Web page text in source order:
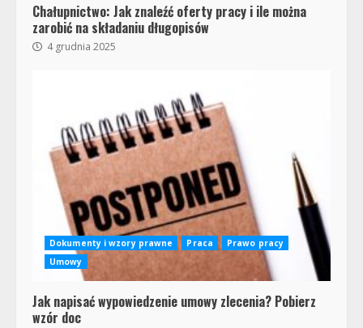
Chałupnictwo: Jak znaleźć oferty pracy i ile można
zarobić na składaniu długopisów
4 grudnia 2025
Dokumenty i wzory prawne Praca
Prawo pracy
Umowy
Jak napisać wypowiedzenie umowy zlecenia? Pobierz
wzór doc